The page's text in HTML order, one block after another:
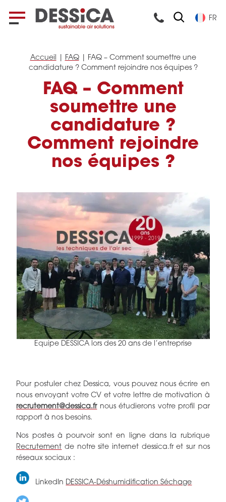
FR
Accueil FAQ| FAQ – Comment soumettre une
candidature ? Comment rejoindre nos équipes ?
FAQ – Comment
soumettre une
candidature ?
Comment rejoindre
nos équipes ?
Equipe DESSICA lors des 20 ans de l’entreprise
Pour postuler chez Dessica, vous pouvez nous écrire en
nous envoyant votre CV et votre lettre de motivation à
recrutement@dessica.frnous étudierons votre profil par
rapport à nos besoins.
Nos postes à pourvoir sont en ligne dans la rubrique
Recrutement de notre site internet dessica.fr et sur nos
réseaux sociaux :
LinkedIn DESSICA-Déshumidification Séchage